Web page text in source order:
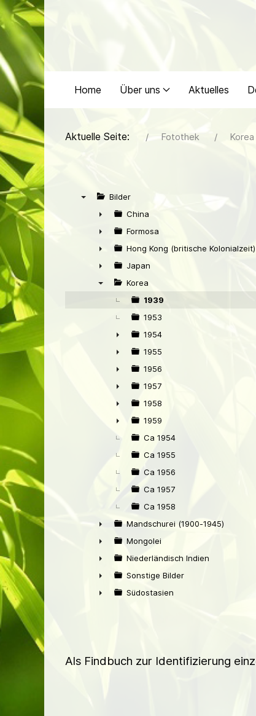
Home Über uns Aktuelles
Aktuelle Seite: Fotothek Korea
Bilder
►
China
►
Formosa
►
Hong Kong (britische Kolonialzeit)
►
Japan
Korea
1939
1953
►
1954
►
1955
►
1956
►
1957
►
1958
►
1959
Ca 1954
Ca 1955
Ca 1956
Ca 1957
Ca 1958
►
Mandschurei (1900-1945)
►
Mongolei
►
Niederländisch Indien
►
Sonstige Bilder
Südostasien
Als Findbuch zur Identifizierung